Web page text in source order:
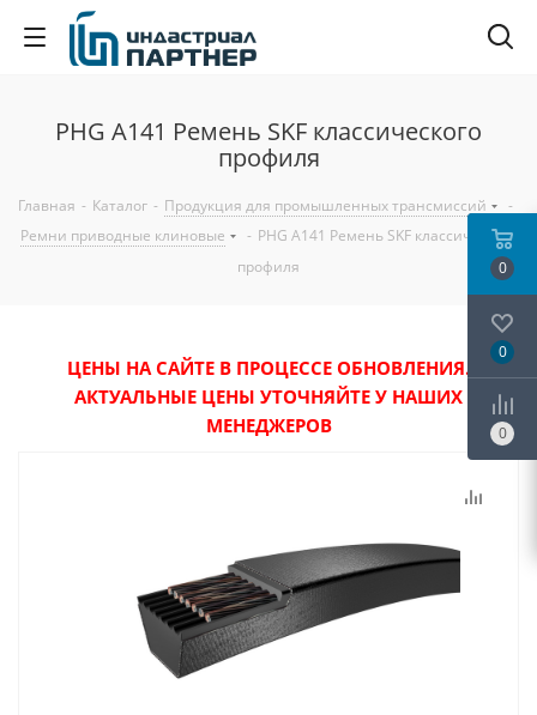
PHG A141 Ремень SKF классического
профиля
Главная - Каталог - Продукция для промышленных трансмиссий
-
Ремни приводные клиновые
- PHG A141 Ремень SKF классического
профиля
ЦЕНЫ НА САЙТЕ В ПРОЦЕССЕ ОБНОВЛЕНИЯ.
АКТУАЛЬНЫЕ ЦЕНЫ УТОЧНЯЙТЕ У НАШИХ
МЕНЕДЖЕРОВ
0
0
0